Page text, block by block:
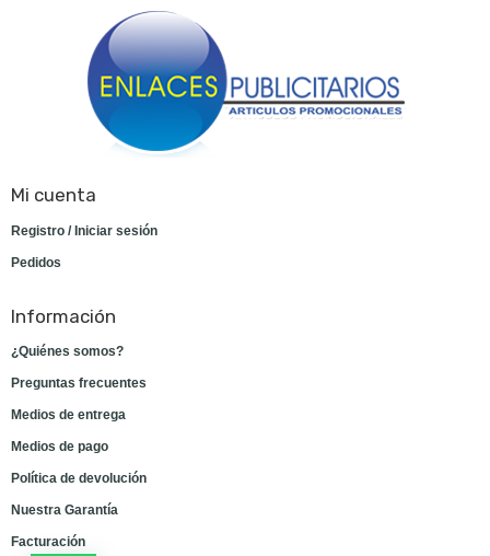
Mi cuenta
Registro / Iniciar sesión
Pedidos
Información
¿Quiénes somos?
Preguntas frecuentes
Medios de entrega
Medios de pago
Política de devolución
Nuestra Garantía
Facturación